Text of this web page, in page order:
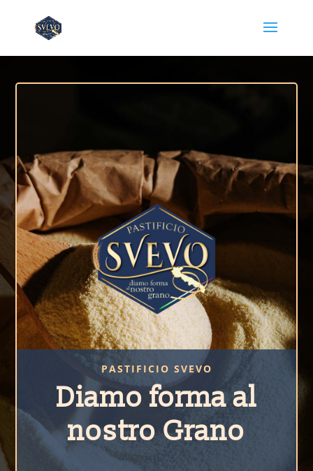
PASTIFICIO SVEVO
Diamo forma al
nostro Grano